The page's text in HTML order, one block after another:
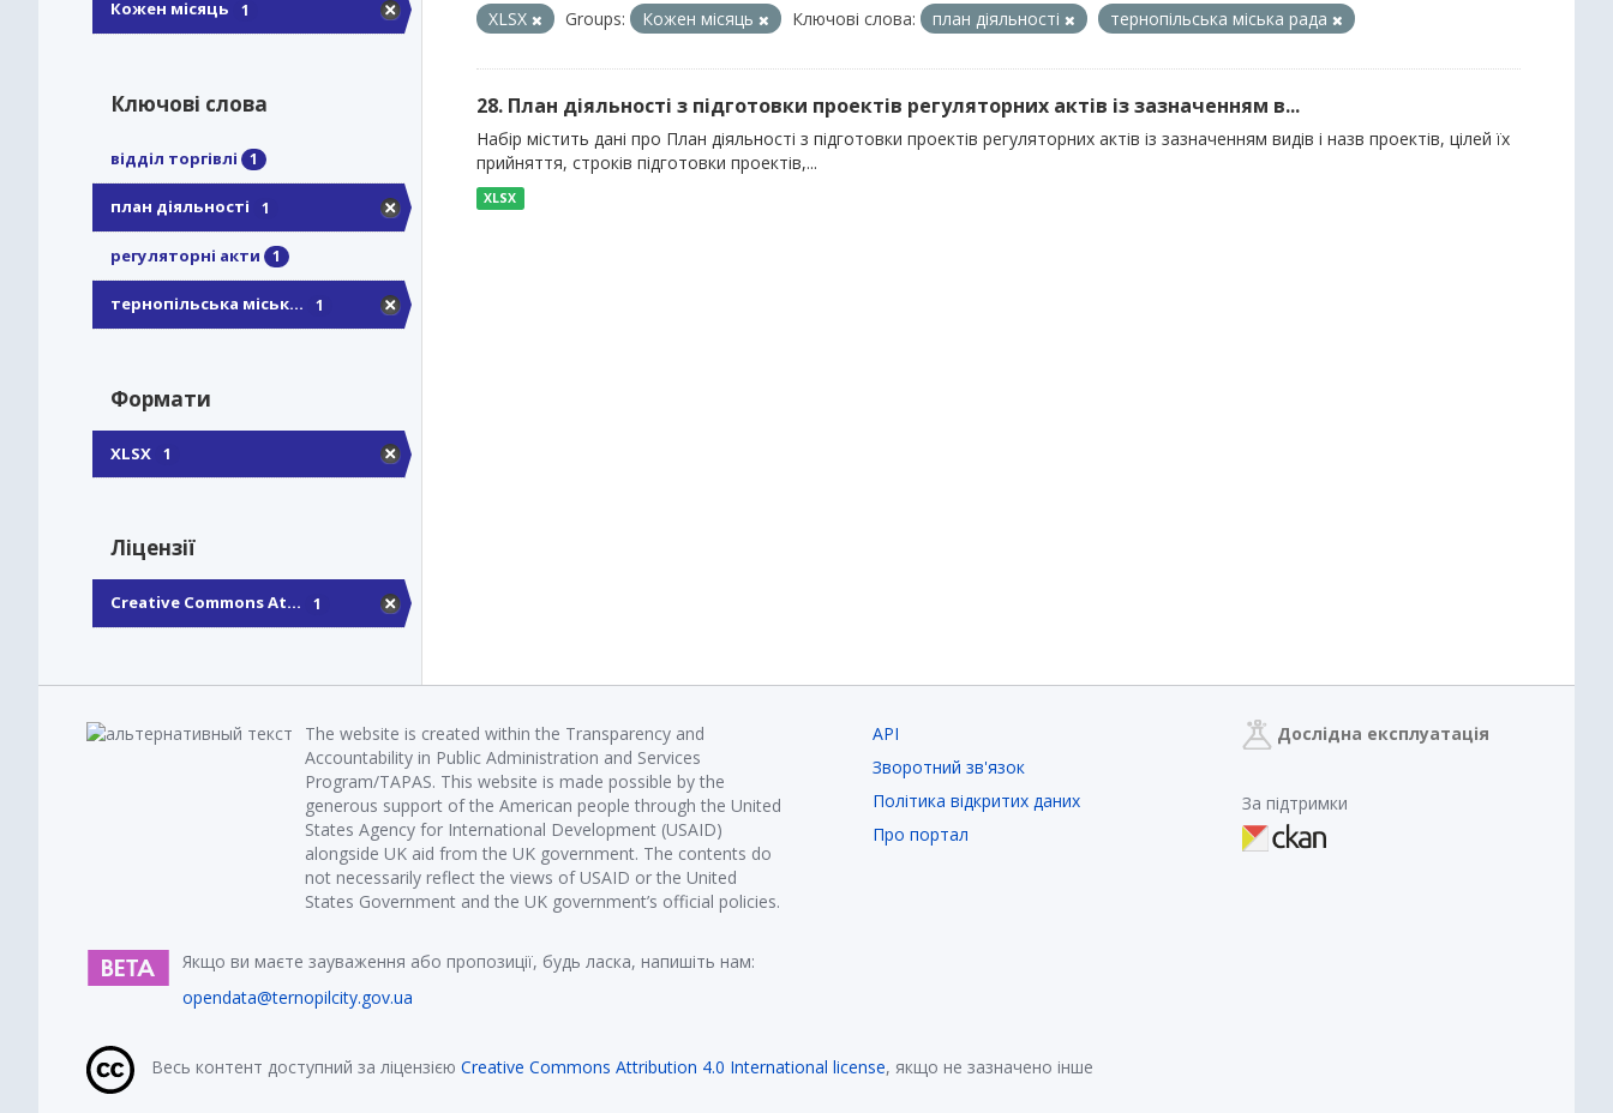
Кожен місяць 1
Ключові слова
відділ торгівлі 1
план діяльності 1
регуляторні акти 1
тернопільська міськ... 1
Формати
XLSX 1
Ліцензії
Creative Commons At... 1
XLSX
Groups: Кожен місяць Ключові слова: план діяльності тернопільська міська рада
28. План діяльності з підготовки проектів регуляторних актів із зазначенням в...
Набір містить дані про План діяльності з підготовки проектів регуляторних актів із зазначенням видів і назв проектів, цілей їх
прийняття, строків підготовки проектів,...
XLSX
The website is created within the Transparency and
Accountability in Public Administration and Services
Program/TAPAS. This website is made possible by the
generous support of the American people through the United
States Agency for International Development (USAID)
alongside UK aid from the UK government. The contents do
not necessarily reflect the views of USAID or the United
States Government and the UK government’s official policies.
Якщо ви маєте зауваження або пропозиції, будь ласка, напишіть нам:
opendata@ternopilcity.gov.ua
API
Зворотний зв'язок
Політика відкритих даних
Про портал
Дослідна експлуатація
За підтримки
Весь контент доступний за ліцензією Creative Commons Attribution 4.0 International license, якщо не зазначено інше